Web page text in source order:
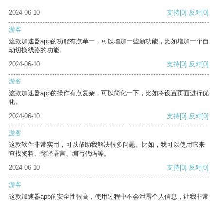
2024-06-10 支持[0] 反对[0]
游客
这款加速器app的功能有点单一，可以增加一些新功能，比如增加一个自
动切换线路的功能。
2024-06-10
支持[0] 反对[0]
游客
这款加速器app的操作有点复杂，可以简化一下，比如将设置页面进行优
化。
2024-06-10
支持[0] 反对[0]
游客
这款软件非常实用，可以帮助我解决很多问题。比如，我可以使用它来
查找资料、翻译语言、编写代码等。
2024-06-10
支持[0] 反对[0]
游客
这款加速器app的安全性很高，使用过程中不会泄露个人信息，让我非常